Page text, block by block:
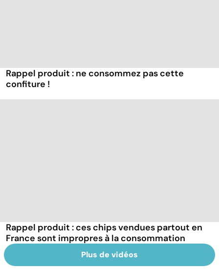
Rappel produit : ne consommez pas cette
confiture !
Rappel produit : ces chips vendues partout en
France sont impropres à la consommation
Plus de vidéos